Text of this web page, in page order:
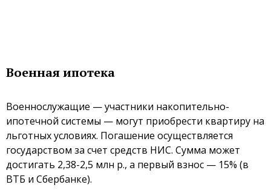
Военная ипотека
Военнослужащие — участники накопительно-
ипотечной системы — могут приобрести квартиру на
льготных условиях. Погашение осуществляется
государством за счет средств НИС. Сумма может
достигать 2,38-2,5 млн р., а первый взнос — 15% (в
ВТБ и Сбербанке).